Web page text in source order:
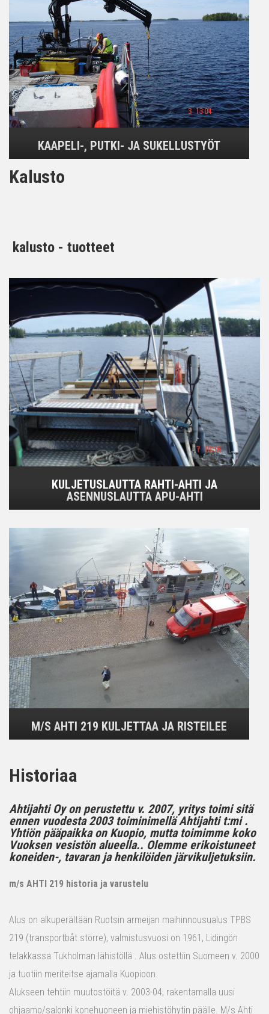
KAAPELI-, PUTKI- JA SUKELLUSTYÖT
Kalusto
kalusto - tuotteet
KULJETUSLAUTTA RAHTI-AHTI JA
ASENNUSLAUTTA APU-AHTI
M/S AHTI 219 KULJETTAA JA RISTEILEE
Historiaa
Ahtijahti Oy on perustettu v. 2007, yritys toimi sitä
ennen vuodesta 2003 toiminimellä Ahtijahti t:mi .
Yhtiön pääpaikka on Kuopio, mutta toimimme koko
Vuoksen vesistön alueella.. Olemme erikoistuneet
koneiden-, tavaran ja henkilöiden järvikuljetuksiin.
m/s AHTI 219 historia ja varustelu
Alus on alkuperältään Ruotsin armeijan maihinnousualus TPBS
219 (transportbåt större), valmistusvuosi on 1961, Lidingön
telakkassa Tukholman lähistöllä . Alus ostettiin Suomeen v. 2000
ja tuotiin meriteitse ajamalla Kuopioon.
Alukseen tehtiin muutostöitä v. 2003-04, rakentamalla uusi
ohjaamo/salonki konehuoneen ja miehistöhytin päälle. M/s Ahti